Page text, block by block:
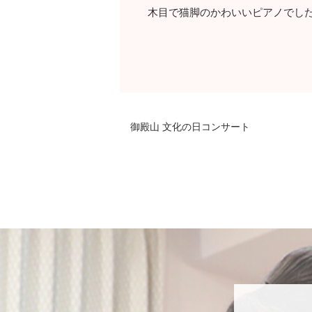
木目で猫脚のかわいいピアノでし
御殿山 文化の日コンサート